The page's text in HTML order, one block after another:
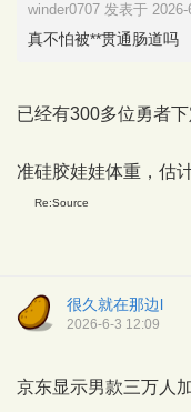
winder0707 发表于
真不怕被**贯通肠道吗
已经有300多位勇者
准硅胶娃娃体重，估
Re:Source
很久就在那边l
2026-6-3 12:09
京东显示男款三万人